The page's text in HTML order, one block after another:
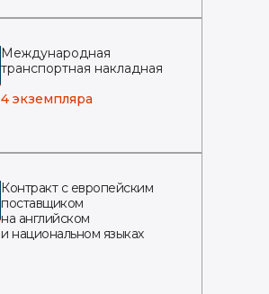
Международная
транспортная накладная
4 экземпляра
Контракт с европейским
поставщиком
на английском
и национальном языках